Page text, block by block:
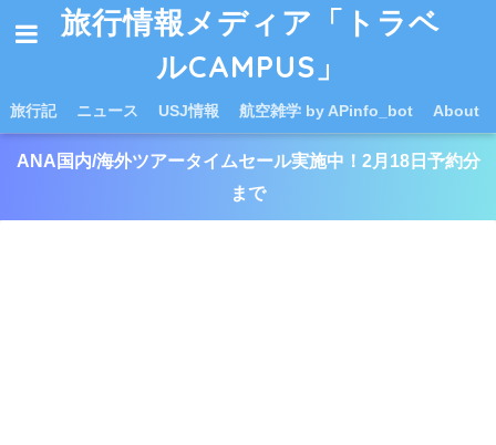
旅行情報メディア「トラベ
ルCAMPUS」
旅行記 ニュース USJ情報 航空雑学 by APinfo_bot About
ANA国内/海外ツアータイムセール実施中！2月18日予約分
まで